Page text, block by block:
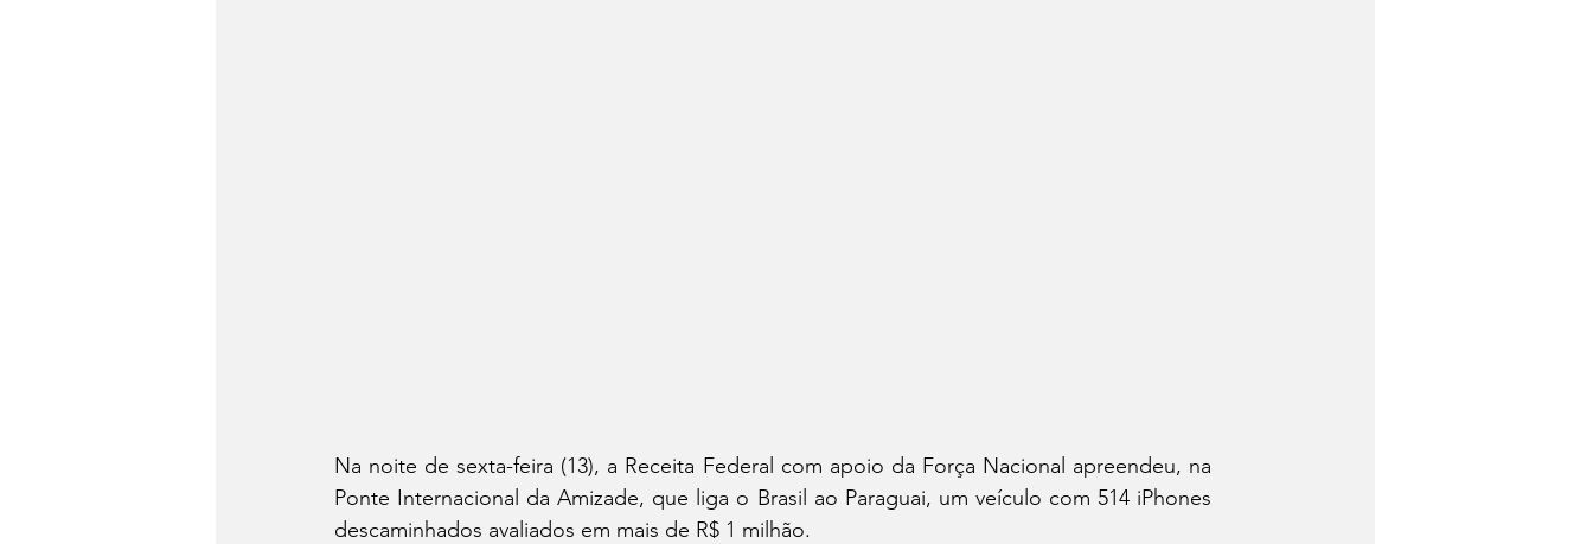
Na noite de sexta-feira (13), a Receita Federal com apoio da Força Nacional apreendeu, na
Ponte Internacional da Amizade, que liga o Brasil ao Paraguai, um veículo com 514 iPhones
descaminhados avaliados em mais de R$ 1 milhão.